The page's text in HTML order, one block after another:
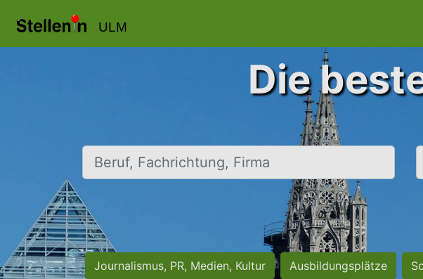
ULM
Die
Beruf, Fachrichtung, Firma
Journalismus, PR, Medien, Kultur Ausbildungsplätze